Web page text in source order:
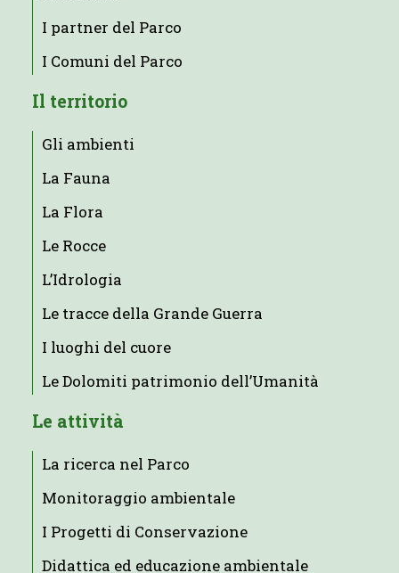
I partner del Parco
I Comuni del Parco
Il territorio
Gli ambienti
La Fauna
La Flora
Le Rocce
L’Idrologia
Le tracce della Grande Guerra
I luoghi del cuore
Le Dolomiti patrimonio dell’Umanità
Le attività
La ricerca nel Parco
Monitoraggio ambientale
I Progetti di Conservazione
Didattica ed educazione ambientale